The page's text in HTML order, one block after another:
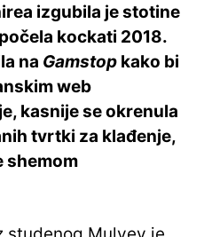
izgubila je stotine
kockati 2018.
na Gamstop kako bi
web
kasnije se okrenula
tvrtki za klađenje,
shemom